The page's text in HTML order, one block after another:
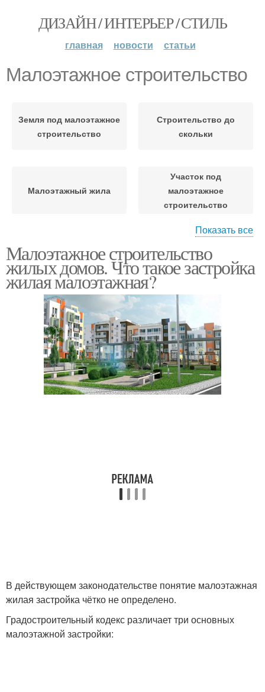
ДИЗАЙН / ИНТЕРЬЕР / СТИЛЬ
главная новости статьи
Малоэтажное строительство
Земля под малоэтажное
строительство
Строительство до
скольки
Малоэтажный жила
Участок под
малоэтажное
строительство
Участки под коттеджное
строительство
Малоэтажная застройка
Госты по малоэтажному
строительству
Земели под
малоэтажное
строительство
Коттеджное
строительство
Расходы на
строительство
Показать все
Малоэтажное строительство
жилых домов. Что такое застройка
жилая малоэтажная?
В действующем законодательстве понятие малоэтажная
жилая застройка чётко не определено.
Градостроительный кодекс различает три основных
малоэтажной застройки: